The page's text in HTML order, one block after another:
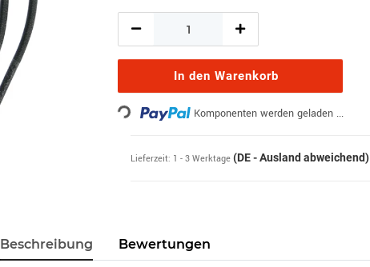
In den Warenkorb
Loading... Komponenten werden geladen ...
Lieferzeit: 1 - 3 Werktage (DE - Ausland abweichend)
Beschreibung Bewertungen